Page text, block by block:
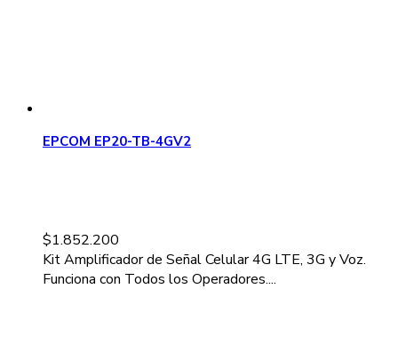
EPCOM EP20-TB-4GV2
$1.852.200
Kit Amplificador de Señal Celular 4G LTE, 3G y Voz.
Funciona con Todos los Operadores....